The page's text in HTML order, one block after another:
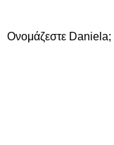
Ονομάζεστε Daniela;